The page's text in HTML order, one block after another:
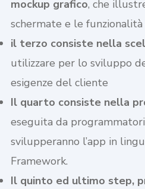
mockup grafico, che
schermate e le funzionalità
il terzo consiste nella
utilizzare per lo sviluppo
esigenze del cliente
Il quarto consiste nella
eseguita da
svilupperanno l’app in
Framework.
Il quinto ed ultimo step,